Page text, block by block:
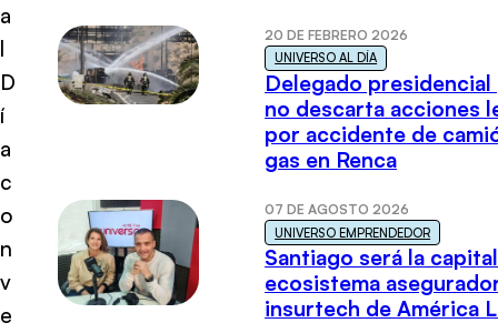
a
l
D
í
a
c
o
n
v
e
20 DE FEBRERO 2026
UNIVERSO AL DÍA
Delegado presidencial
no descarta acciones
por accidente de
gas en Renca
07 DE AGOSTO 2026
UNIVERSO EMPRENDEDOR
Santiago será la
ecosistema
insurtech de América